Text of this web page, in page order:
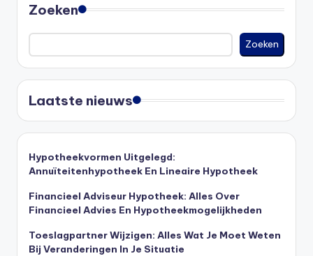
Zoeken
Zoeken
Laatste nieuws
Hypotheekvormen Uitgelegd:
Annuïteitenhypotheek En Lineaire Hypotheek
Financieel Adviseur Hypotheek: Alles Over
Financieel Advies En Hypotheekmogelijkheden
Toeslagpartner Wijzigen: Alles Wat Je Moet Weten
Bij Veranderingen In Je Situatie